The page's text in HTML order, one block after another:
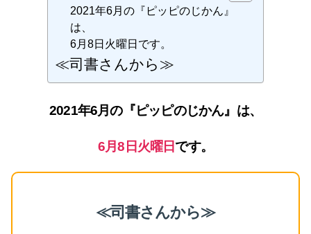
2021年6月の『ピッピのじかん』
は、
6月8日火曜日です。
≪司書さんから≫
2021年6月の『ピッピのじかん』は、
6月8日火曜日です。
≪司書さんから≫